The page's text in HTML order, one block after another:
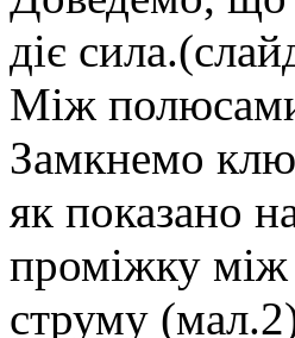
діє
Між полюсами
Замкнемо
як показано
проміжку
струму